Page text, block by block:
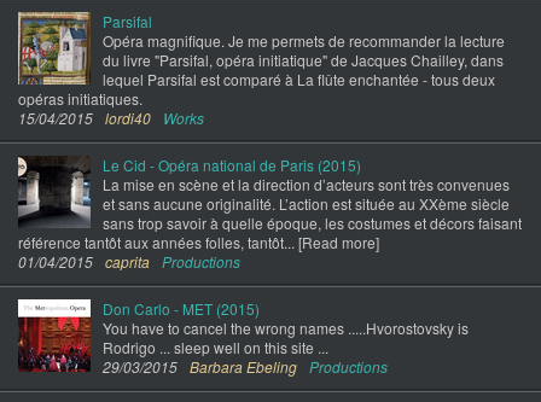
Parsifal
Opéra magnifique. Je me permets de recommander la lecture
du livre "Parsifal, opéra initiatique" de Jacques Chailley, dans
lequel Parsifal est comparé à La flûte enchantée - tous deux
opéras initiatiques.
15/04/2015 lordi40 Works
Le Cid - Opéra national de Paris (2015)
La mise en scène et la direction d’acteurs sont très convenues
et sans aucune originalité. L’action est située au XXème siècle
sans trop savoir à quelle époque, les costumes et décors faisant
référence tantôt aux années folles, tantôt... [Read more]
01/04/2015 caprita Productions
Don Carlo - MET (2015)
You have to cancel the wrong names .....Hvorostovsky is
Rodrigo ... sleep well on this site ...
29/03/2015 Barbara Ebeling Productions